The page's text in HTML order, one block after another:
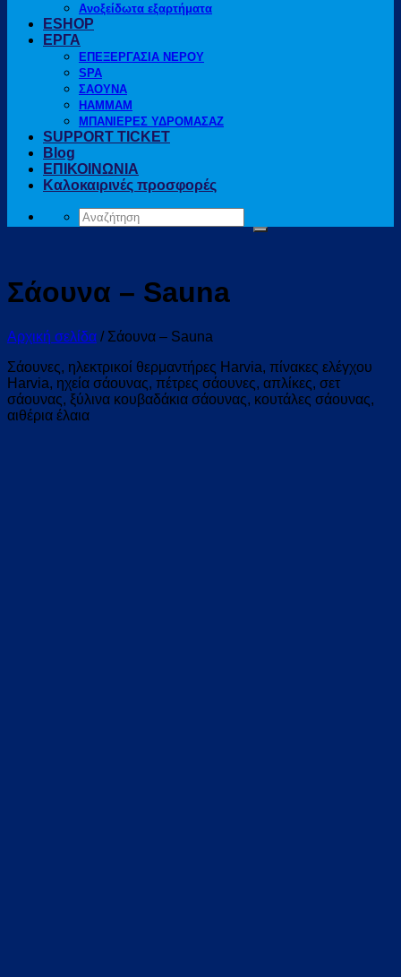
Ανοξείδωτα εξαρτήματα
ESHOP
ΕΡΓΑ
ΕΠΕΞΕΡΓΑΣΙΑ ΝΕΡΟΥ
SPA
ΣΑΟΥΝΑ
HAMMAM
ΜΠΑΝΙΕΡΕΣ ΥΔΡΟΜΑΣΑΖ
SUPPORT TICKET
Blog
ΕΠΙΚΟΙΝΩΝΙΑ
Καλοκαιρινές προσφορές
Αναζήτηση
για:
Σάουνα – Sauna
Αρχική σελίδα /Σάουνα – Sauna
Σάουνες, ηλεκτρικοί θερμαντήρες Harvia, πίνακες ελέγχου
Harvia, ηχεία σάουνας, πέτρες σάουνες, απλίκες, σετ
σάουνας, ξύλινα κουβαδάκια σάουνας, κουτάλες σάουνας,
αιθέρια έλαια